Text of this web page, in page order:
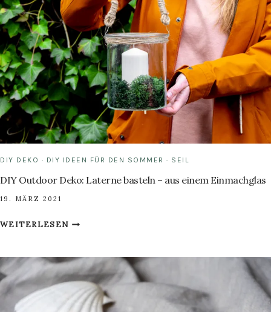
ANTI
MÜCKEN
DIY
DIY DEKO · DIY IDEEN FÜR DEN SOMMER · SEIL
DIY Outdoor Deko: Laterne basteln – aus einem Einmachglas
19. MÄRZ 2021
WEITERLESENDIY
LATERNE
BASTELN
AUS